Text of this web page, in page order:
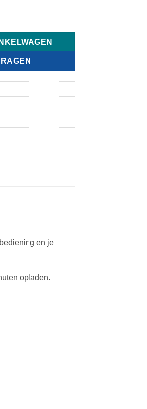
aantal
en je
opladen.